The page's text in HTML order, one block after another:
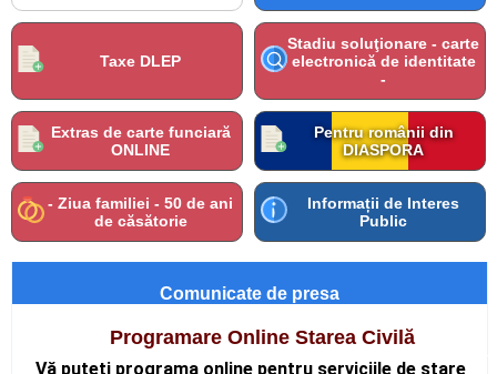
Taxe DLEP
Stadiu soluţionare - carte
electronică de identitate
-
Extras de carte funciară
ONLINE
Pentru românii din
DIASPORA
- Ziua familiei - 50 de ani
de căsătorie
Informații de Interes
Public
Comunicate de presa
Programare Online Starea Civilă
Vă puteți programa online pentru serviciile de stare